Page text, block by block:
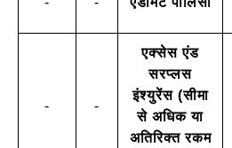
- -
एक्सेस एंड
सरप्लस
इंश्युरेंस (सीमा
से अधिक या
अतिरिक्त रकम